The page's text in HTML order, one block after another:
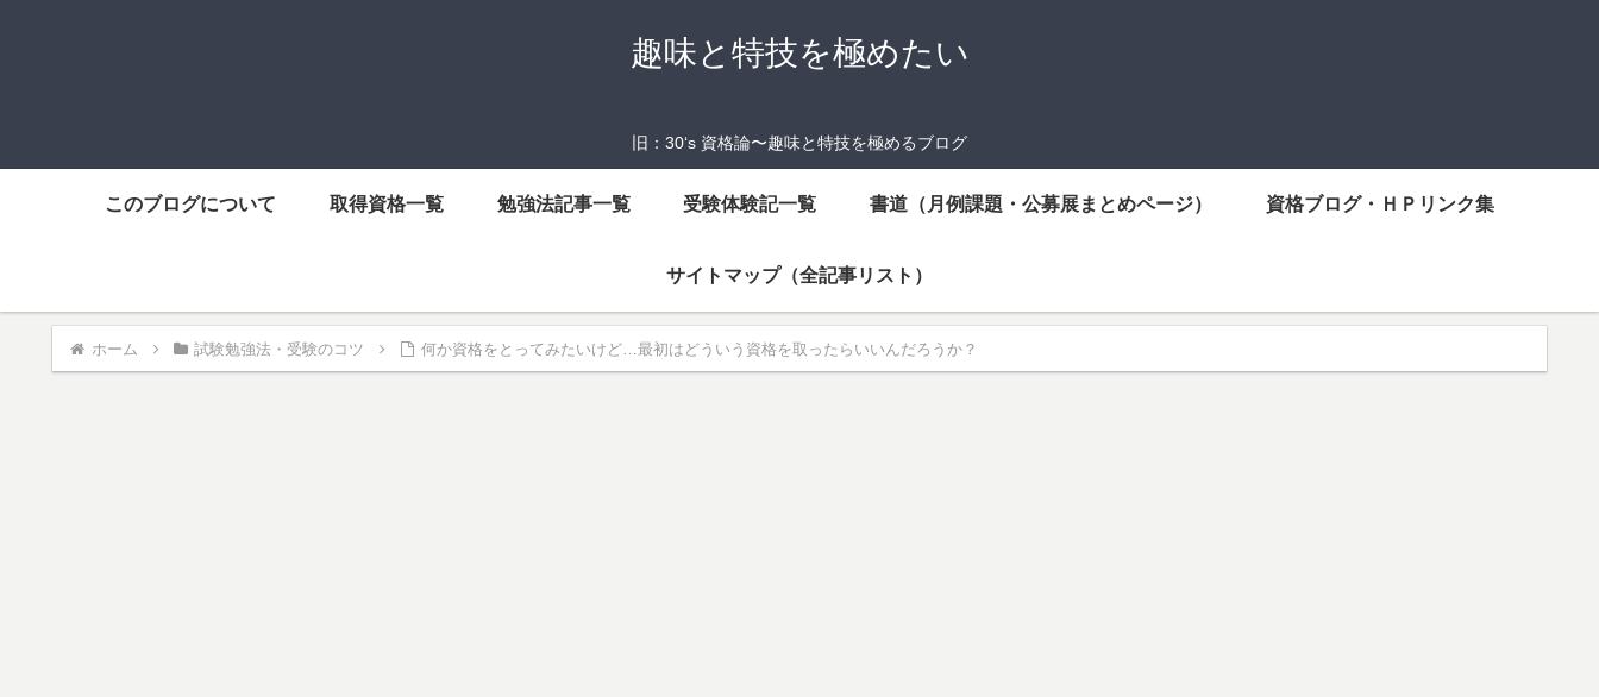
趣味と特技を極めたい
旧：30‘s 資格論〜趣味と特技を極めるブログ
このブログについて 取得資格一覧 勉強法記事一覧 受験体験記一覧 書道（月例課題・公募展まとめページ） 資格ブログ・ＨＰリンク集
サイトマップ（全記事リスト）
ホーム 試験勉強法・受験のコツ 何か資格をとってみたいけど…最初はどういう資格を取ったらいいんだろうか？